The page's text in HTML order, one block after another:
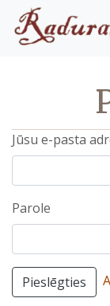
Jūsu e-pasta
Parole
Pieslēgties